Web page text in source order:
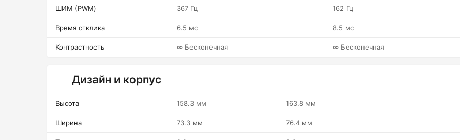
ШИМ (PWM) 367 Гц 162 Гц
Время отклика 6.5 мс 8.5 мс
Контрастность ∞ Бесконечная ∞ Бесконечная
Дизайн и корпус
Высота 158.3 мм 163.8 мм
Ширина 73.3 мм 76.4 мм